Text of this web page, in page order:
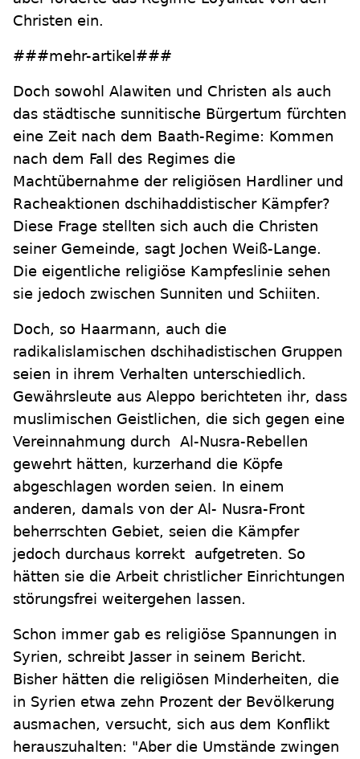
Christen ein.
###mehr-artikel###
Doch sowohl Alawiten und Christen als auch
das städtische sunnitische Bürgertum fürchten
eine Zeit nach dem Baath-Regime: Kommen
nach dem Fall des Regimes die
Machtübernahme der religiösen Hardliner und
Racheaktionen dschihaddistischer Kämpfer?
Diese Frage stellten sich auch die Christen
seiner Gemeinde, sagt Jochen Weiß-Lange.
Die eigentliche religiöse Kampfeslinie sehen
sie jedoch zwischen Sunniten und Schiiten.
Doch, so Haarmann, auch die
radikalislamischen dschihadistischen Gruppen
seien in ihrem Verhalten unterschiedlich.
Gewährsleute aus Aleppo berichteten ihr, dass
muslimischen Geistlichen, die sich gegen eine
Vereinnahmung durch Al-Nusra-Rebellen
gewehrt hätten, kurzerhand die Köpfe
abgeschlagen worden seien. In einem
anderen, damals von der Al- Nusra-Front
beherrschten Gebiet, seien die Kämpfer
jedoch durchaus korrekt aufgetreten. So
hätten sie die Arbeit christlicher Einrichtungen
störungsfrei weitergehen lassen.
Schon immer gab es religiöse Spannungen in
Syrien, schreibt Jasser in seinem Bericht.
Bisher hätten die religiösen Minderheiten, die
in Syrien etwa zehn Prozent der Bevölkerung
ausmachen, versucht, sich aus dem Konflikt
herauszuhalten: "Aber die Umstände zwingen